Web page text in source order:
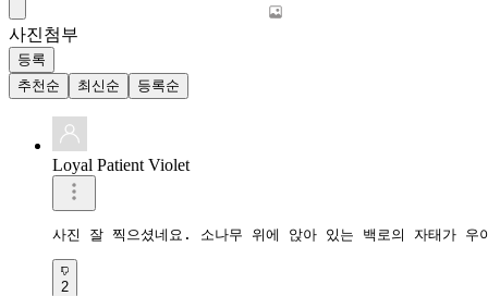
사진첨부
등록
추천순
최신순 등록순
Loyal Patient Violet
사진 잘 찍으셨네요. 소나무 위에 앉아 있는 백로의 자태가 우
2